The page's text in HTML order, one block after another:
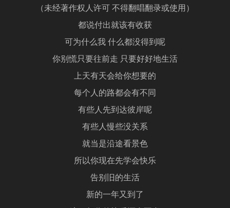
（未经著作权人许可 不得翻唱翻录或使用）
都说付出就该有收获
可为什么我 什么都没得到呢
你别慌只要往前走 只要好好地生活
上天有天会给你想要的
每个人的路都会有不同
有些人先到达彼岸呢
有些人慢些没关系
就当是沿途看景色
所以你现在先学会快乐
告别旧的生活
新的一年又到了